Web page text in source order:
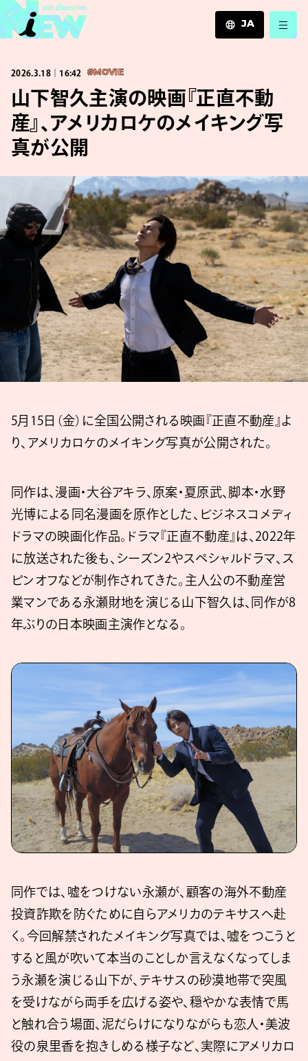
JA
ZH
2026.3.18｜16:42 #MOVIE
山下智久主演の映画『正直不動
産』、アメリカロケのメイキング写
真が公開
5月15日（金）に全国公開される映画『正直不動産』よ
り、アメリカロケのメイキング写真が公開された。
同作は、漫画・大谷アキラ、原案・夏原武、脚本・水野
光博による同名漫画を原作とした、ビジネスコメディ
ドラマの映画化作品。ドラマ『正直不動産』は、2022年
に放送された後も、シーズン2やスペシャルドラマ、ス
ピンオフなどが制作されてきた。主人公の不動産営
業マンである永瀬財地を演じる山下智久は、同作が8
年ぶりの日本映画主演作となる。
同作では、嘘をつけない永瀬が、顧客の海外不動産
投資詐欺を防ぐために自らアメリカのテキサスへ赴
く。今回解禁されたメイキング写真では、嘘をつこうと
すると風が吹いて本当のことしか言えなくなってしま
う永瀬を演じる山下が、テキサスの砂漠地帯で突風
を受けながら両手を広げる姿や、穏やかな表情で馬
と触れ合う場面、泥だらけになりながらも恋人・美波
役の泉里香を抱きしめる様子など、実際にアメリカロ